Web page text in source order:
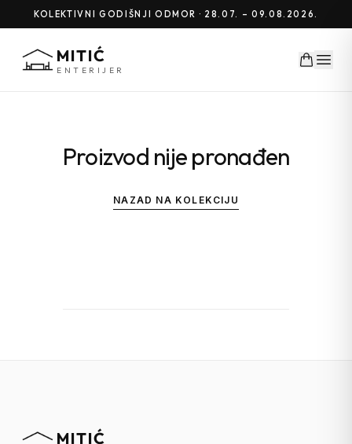
KOLEKTIVNI GODIŠNJI ODMOR · 28.07. – 09.08.2026.
MITIĆ
ENTERIJER
Proizvod nije pronađen
NAZAD NA KOLEKCIJU
MITIĆ